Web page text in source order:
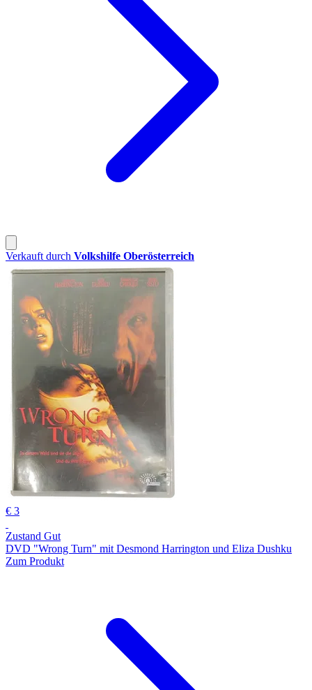
Verkauft durch Volkshilfe Oberösterreich
€ 3
Zustand Gut
DVD "Wrong Turn" mit Desmond Harrington und Eliza Dushku
Zum Produkt